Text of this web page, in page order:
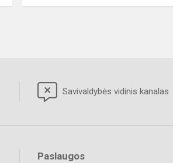
Savivaldybės vidinis kanalas
Paslaugos